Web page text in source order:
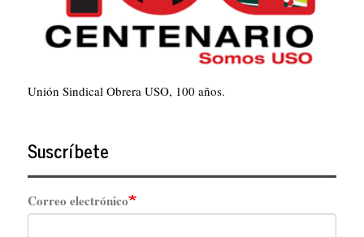
Unión Sindical Obrera USO, 100 años.
Suscríbete
Correo electrónico